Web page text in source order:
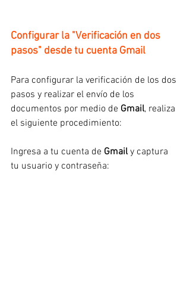
Configurar la "Verificación en dos
pasos" desde tu cuenta Gmail
Para configurar la verificación de los dos
pasos y realizar el envío de los
documentos por medio de Gmail, realiza
el siguiente procedimiento:
Ingresa a tu cuenta de Gmail y captura
tu usuario y contraseña: